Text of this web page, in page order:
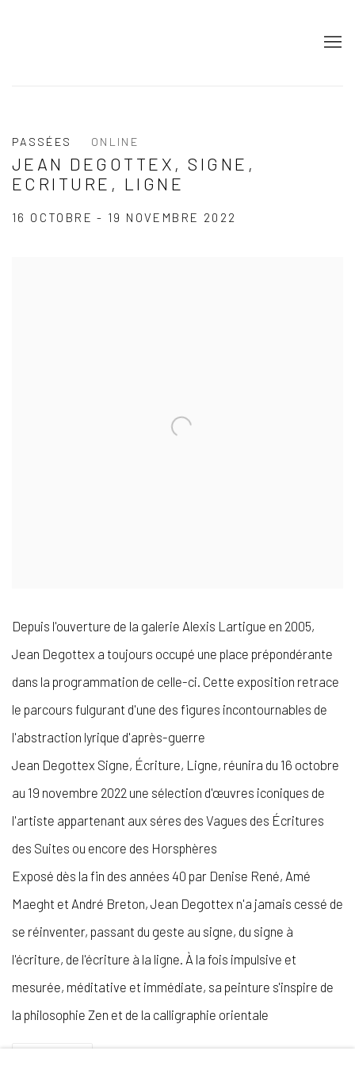
PASSÉES ONLINE
JEAN DEGOTTEX, SIGNE,
ECRITURE, LIGNE
16 OCTOBRE - 19 NOVEMBRE 2022
Depuis l'ouverture de la galerie Alexis Lartigue en 2005,
Jean Degottex a toujours occupé une place prépondérante
dans la programmation de celle-ci. Cette exposition retrace
le parcours fulgurant d'une des figures incontournables de
l'abstraction lyrique d'après-guerre
Jean Degottex Signe, Écriture, Ligne, réunira du 16 octobre
au 19 novembre 2022 une sélection d'œuvres iconiques de
l'artiste appartenant aux séres des Vagues des Écritures
des Suites ou encore des Horsphères
Exposé dès la fin des années 40 par Denise René, Amé
Maeght et André Breton, Jean Degottex n'a jamais cessé de
se réinventer, passant du geste au signe, du signe à
l'écriture, de l'écriture à la ligne. À la fois impulsive et
mesurée, méditative et immédiate, sa peinture s'inspire de
la philosophie Zen et de la calligraphie orientale